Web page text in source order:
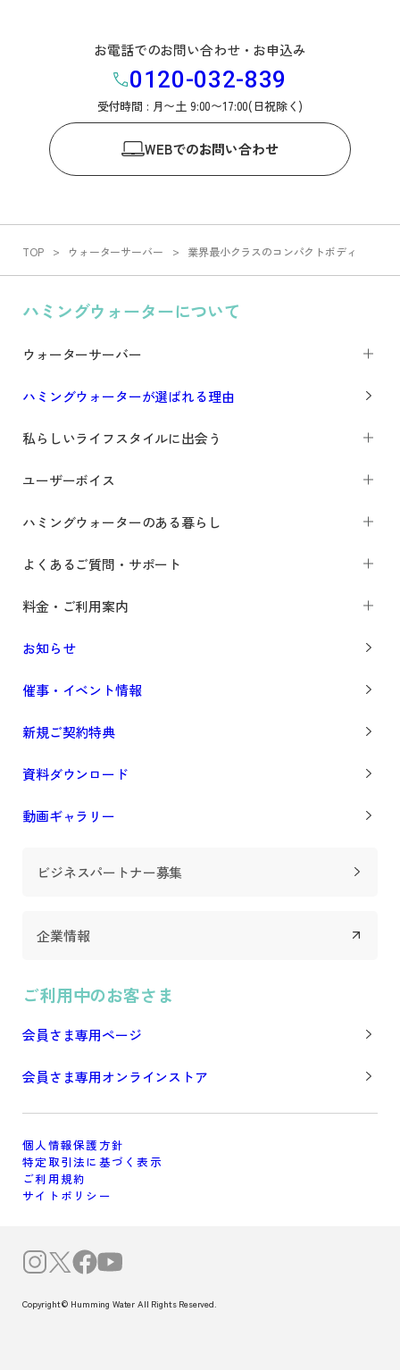
お電話でのお問い合わせ・お申込み
0120-032-839
受付時間 : 月〜土 9:00〜17:00(日祝除く)
WEBでのお問い合わせ
TOP ウォーターサーバー 業界最小クラスのコンパクトボディ
ハミングウォーターについて
ウォーターサーバー
ハミングウォーターが選ばれる理由
私らしいライフスタイルに出会う
ユーザーボイス
ハミングウォーターのある暮らし
よくあるご質問・サポート
料金・ご利用案内
お知らせ
催事・イベント情報
新規ご契約特典
資料ダウンロード
動画ギャラリー
ビジネスパートナー募集
企業情報
ご利用中のお客さま
会員さま専用ページ
会員さま専用オンラインストア
個人情報保護方針
特定取引法に基づく表示
ご利用規約
サイトポリシー
Copyright© Humming Water All Rights Reserved.